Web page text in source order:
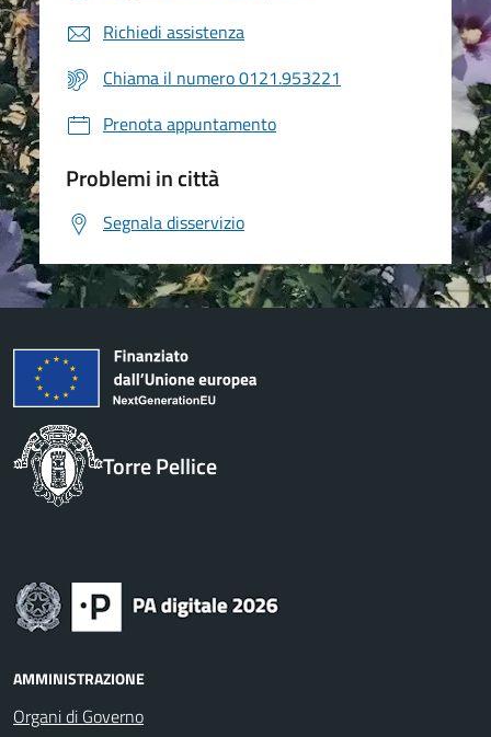
Richiedi assistenza
Chiama il numero 0121.953221
Prenota appuntamento
Problemi in città
Segnala disservizio
Torre Pellice
AMMINISTRAZIONE
Organi di Governo